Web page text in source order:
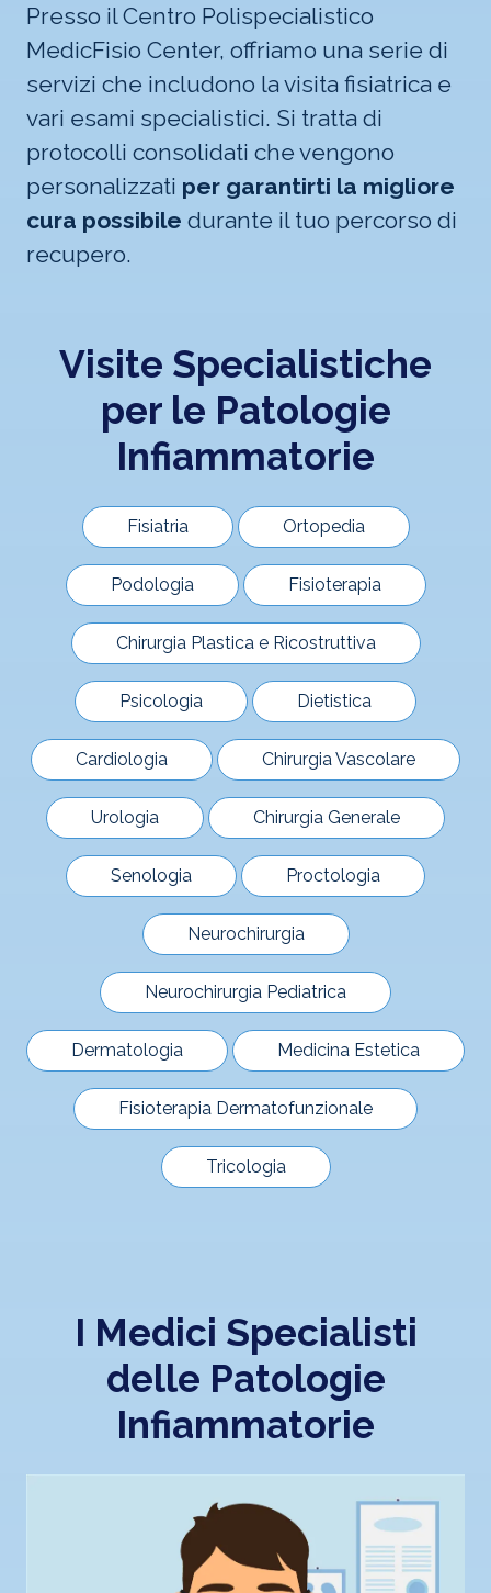
Presso il Centro Polispecialistico
MedicFisio Center, offriamo una serie di
servizi che includono la visita fisiatrica e
vari esami specialistici. Si tratta di
protocolli consolidati che vengono
personalizzati per garantirti la migliore
cura possibile durante il tuo percorso di
recupero.
Visite Specialistiche
per le Patologie
Infiammatorie
Fisiatria Ortopedia
Podologia Fisioterapia
Chirurgia Plastica e Ricostruttiva
Psicologia Dietistica
Cardiologia Chirurgia Vascolare
Urologia Chirurgia Generale
Senologia Proctologia
Neurochirurgia
Neurochirurgia Pediatrica
Dermatologia Medicina Estetica
Fisioterapia Dermatofunzionale
Tricologia
I Medici Specialisti
delle Patologie
Infiammatorie